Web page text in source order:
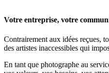
Votre entreprise, votre
Contrairement aux idées reçues,
des artistes inaccessibles qui
En tant que photographe au